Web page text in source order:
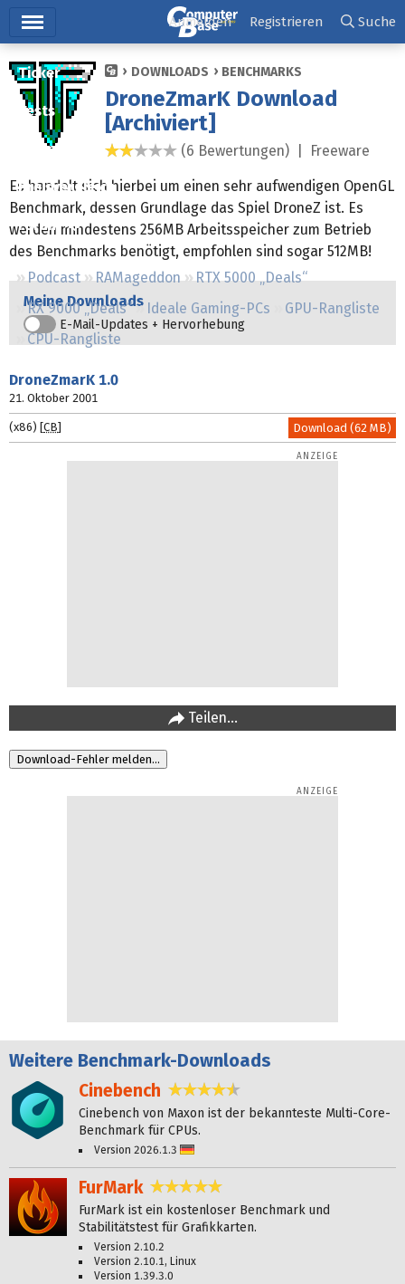
Ticker
Tests
Downloads
Preisvergleich
Forum
Podcast RAMageddon
RTX 5000 „Deals“
RX 9000 „Deals“
Ideale Gaming-PCs
GPU-Rangliste
CPU-Rangliste
Anmelden Registrieren Suche
DOWNLOADS BENCHMARKS
DroneZmarK Download
[Archiviert]
1,8 Sterne(6 Bewertungen) | Freeware
Es handelt sich hierbei um einen sehr aufwendigen OpenGL
Benchmark, dessen Grundlage das Spiel DroneZ ist. Es
werden mindestens 256MB Arbeitsspeicher zum Betrieb
des Benchmarks benötigt, empfohlen sind sogar 512MB!
Meine Downloads
E-Mail-Updates + Hervorhebung
DroneZmarK 1.0
21. Oktober 2001
(x86) [CB] Download (62 MB)
Teilen…
Weitere Benchmark-Downloads
Cinebench 4,6 Sterne
Cinebench von Maxon ist der bekannteste Multi-Core-
Benchmark für CPUs.
Version 2026.1.3
FurMark
FurMark ist ein kostenloser Benchmark und
Stabilitätstest für Grafikkarten.
Version 2.10.2
Version 2.10.1, Linux
Version 1.39.3.0